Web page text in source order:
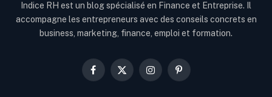
Indice RH est un blog spécialisé en Finance et Entreprise. Il
accompagne les entrepreneurs avec des conseils concrets en
business, marketing, finance, emploi et formation.
Facebook
X
InstagramPinterest